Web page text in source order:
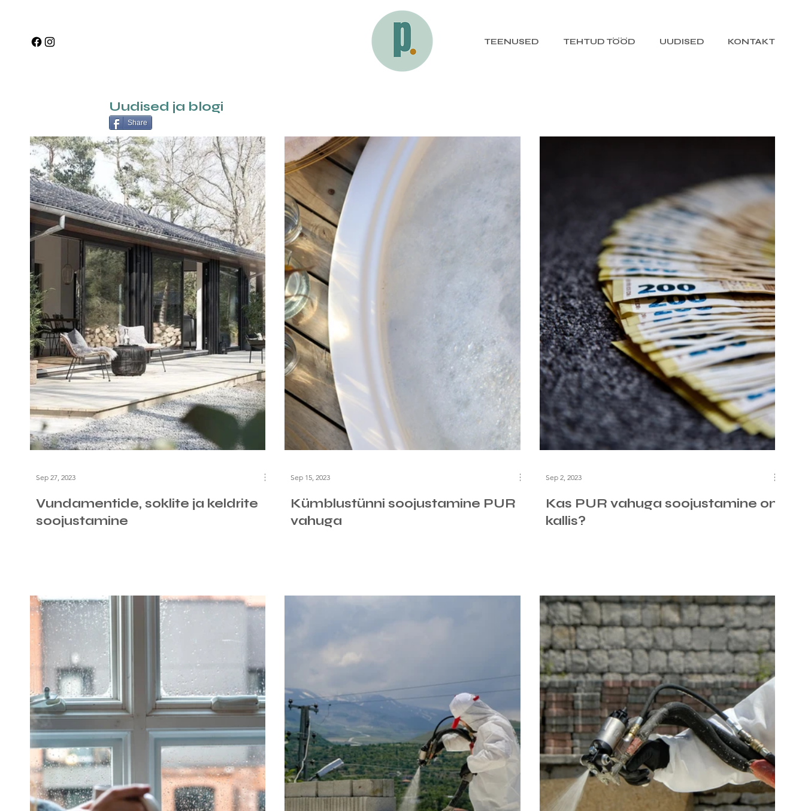
TEENUSED TEHTUD TÖÖD UUDISED KONTAKT
Uudised ja blogi
Share
Vundamentide, soklite ja keldrite
soojustamine
Sep 27, 2023
Kümblustünni soojustamine PUR
vahuga
Sep 15, 2023
Kas PUR vahuga soojustamine on
kallis?
Sep 2, 2023